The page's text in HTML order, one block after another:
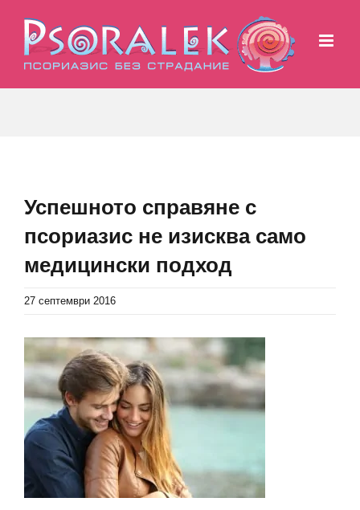
content
Успешното справяне с
псориазис не изисква само
медицински подход
27 септември 2016